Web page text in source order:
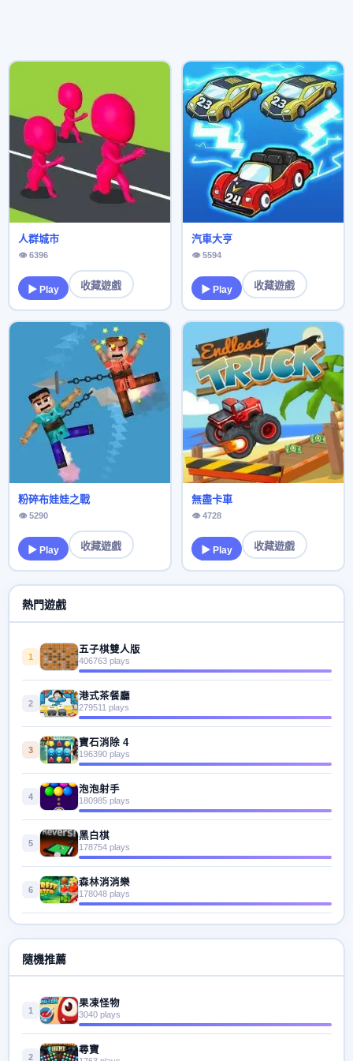
人群城市
👁 6396
▶ Play 收藏遊戲
汽車大亨
👁 5594
▶ Play 收藏遊戲
粉碎布娃娃之戰
👁 5290
▶ Play 收藏遊戲
無盡卡車
👁 4728
▶ Play 收藏遊戲
熱門遊戲
1
五子棋雙人版
406763 plays
2
港式茶餐廳
279511 plays
3
寶石消除 4
196390 plays
4
泡泡射手
180985 plays
5
黑白棋
178754 plays
6
森林消消樂
178048 plays
隨機推薦
1
果凍怪物
3040 plays
2
尋寶